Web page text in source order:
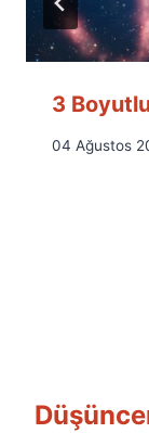
3 Boyutlu
By
04 Ağustos